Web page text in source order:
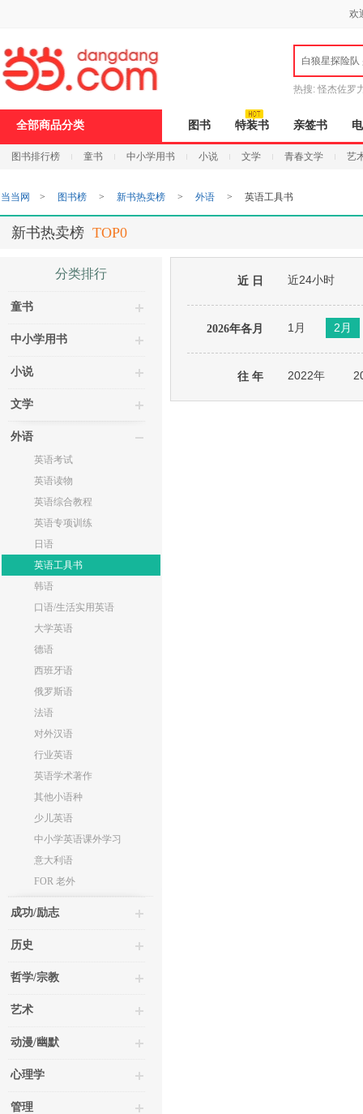
欢
白狼星探险队
热搜: 怪杰佐罗
全部商品分类 图书 特装书 亲签书
图书排行榜 童书 中小学用书 小说 文学 青春文学 艺
打
开
无
障
页
加
当当网 > 图书榜 > 新书热卖榜 > 外语 > 英语工具书
新书热卖榜 TOP0
分类排行
童书
中小学用书
小说
文学
外语
英语考试
英语读物
英语综合教程
英语专项训练
日语
英语工具书
韩语
口语/生活实用英语
大学英语
德语
西班牙语
俄罗斯语
法语
对外汉语
行业英语
英语学术著作
其他小语种
少儿英语
中小学英语课外学习
意大利语
FOR 老外
成功/励志
历史
哲学/宗教
艺术
动漫/幽默
心理学
管理
近 日 近24小时
2026年各月 1月 2月
往 年 2022年